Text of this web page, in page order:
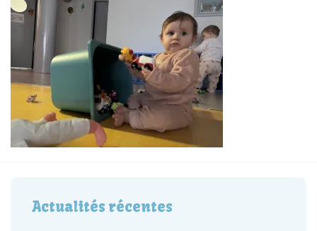
Actualités récentes